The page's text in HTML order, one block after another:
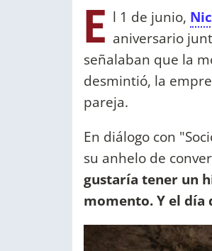
E l 1 de junio,
aniversario
señalaban que la
desmintió, la
pareja.
En diálogo con
su anhelo de
gustaría tener un
momento. Y el día